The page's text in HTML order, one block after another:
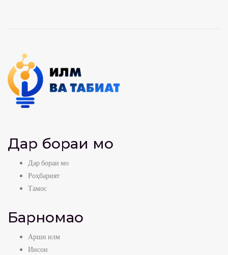
Дар бораи мо
Дар бораи мо
Роҳбарият
Тамос
Барномаҳо
Арши илм
Инсон